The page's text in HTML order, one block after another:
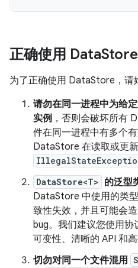
正确使用 DataStore
为了正确使用 DataStore，请
请勿在同一进程中为给
实例 ，否则会破坏所有
件在同一进程中有多个
DataStore 在读取或更
DataStore<T> 的泛型
DataStore 中使用的类
致性失效，并且可能会
bug。我们建议您使用
可变性、清晰的 API 和高
切勿对同一个文件混用